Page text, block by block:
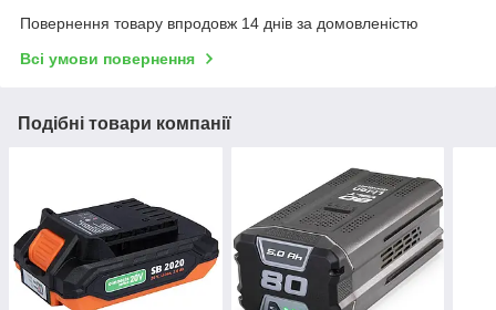
Повернення товару впродовж 14 днів за домовленістю
Всі умови повернення
Подібні товари компанії